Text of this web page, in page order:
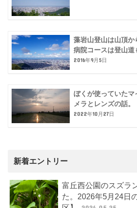
藻岩山登山は山頂
病院コースは登山道
2016年9月5日
ぼくが使っていた
メラとレンズの話。
2022年10月27日
新着エントリー
富丘西公園のスズラ
た。2026年5月24日